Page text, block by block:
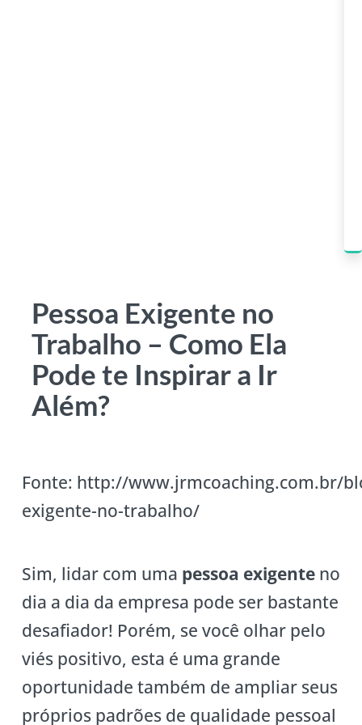
Pessoa Exigente no
Trabalho – Como Ela
Pode te Inspirar a Ir
Além?
Fonte: http://www.jrmcoaching.com.br/
exigente-no-trabalho/
Sim, lidar com uma pessoa exigenteno
dia a dia da empresa pode ser bastante
desafiador! Porém, se você olhar pelo
viés positivo, esta é uma grande
oportunidade também de ampliar seus
próprios padrões de qualidade pessoal